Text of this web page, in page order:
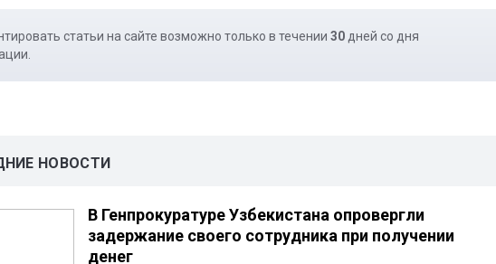
статьи на сайте возможно только в течении 30 дней со дня
НОВОСТИ
В Генпрокуратуре Узбекистана опровергли
задержание своего сотрудника при получении
денег